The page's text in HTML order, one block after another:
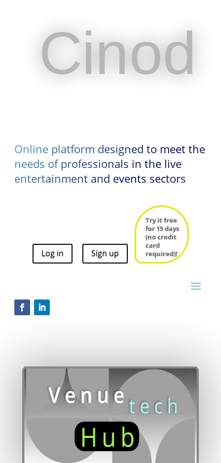
Cinod
Online platform designed to meet the
needs of professionals in the live
entertainment and events sectors
Log in Sign up
Try it free
for 15 days
(no credit
card
required)!
Cinod
Online platform designed to meet the
needs of professionals in the live
entertainment and events sectors
Log in Sign up
Try it free
for 15 days
(no credit
card
required)!